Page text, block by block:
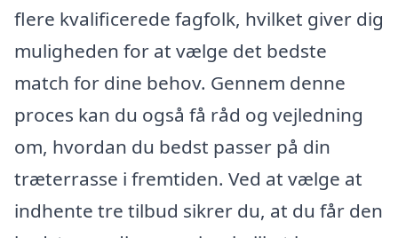
flere kvalificerede fagfolk, hvilket giver dig
muligheden for at vælge det bedste
match for dine behov. Gennem denne
proces kan du også få råd og vejledning
om, hvordan du bedst passer på din
træterrasse i fremtiden. Ved at vælge at
indhente tre tilbud sikrer du, at du får den